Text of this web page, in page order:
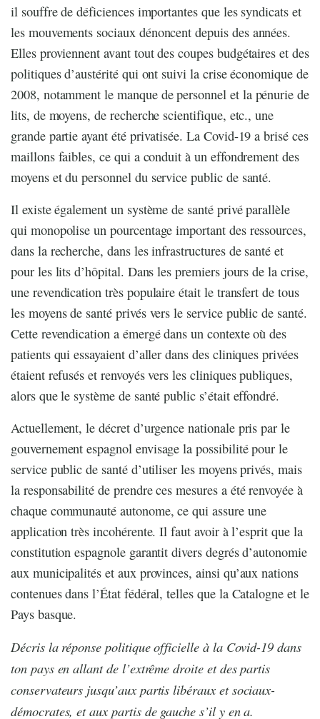
il souffre de déficiences importantes que les syndicats et
les mouvements sociaux dénoncent depuis des années.
Elles proviennent avant tout des coupes budgétaires et des
politiques d’austérité qui ont suivi la crise économique de
2008, notamment le manque de personnel et la pénurie de
lits, de moyens, de recherche scientifique, etc., une
grande partie ayant été privatisée. La Covid-19 a brisé ces
maillons faibles, ce qui a conduit à un effondrement des
moyens et du personnel du service public de santé.
Il existe également un système de santé privé parallèle
qui monopolise un pourcentage important des ressources,
dans la recherche, dans les infrastructures de santé et
pour les lits d’hôpital. Dans les premiers jours de la crise,
une revendication très populaire était le transfert de tous
les moyens de santé privés vers le service public de santé.
Cette revendication a émergé dans un contexte où des
patients qui essayaient d’aller dans des cliniques privées
étaient refusés et renvoyés vers les cliniques publiques,
alors que le système de santé public s’était effondré.
Actuellement, le décret d’urgence nationale pris par le
gouvernement espagnol envisage la possibilité pour le
service public de santé d’utiliser les moyens privés, mais
la responsabilité de prendre ces mesures a été renvoyée à
chaque communauté autonome, ce qui assure une
application très incohérente. Il faut avoir à l’esprit que la
constitution espagnole garantit divers degrés d’autonomie
aux municipalités et aux provinces, ainsi qu’aux nations
contenues dans l’État fédéral, telles que la Catalogne et le
Pays basque.
Décris la réponse politique officielle à la Covid-19 dans
ton pays en allant de l’extrême droite et des partis
conservateurs jusqu’aux partis libéraux et sociaux-
démocrates, et aux partis de gauche s’il y en a.